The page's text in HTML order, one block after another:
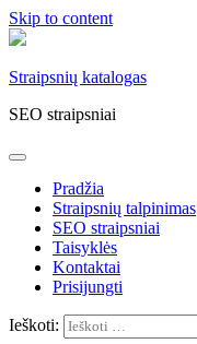
Skip to content
Straipsnių katalogas
SEO straipsniai
Pradžia
Straipsnių talpinimas
SEO straipsniai
Taisyklės
Kontaktai
Prisijungti
Ieškoti: